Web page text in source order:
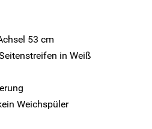
53 cm
in Weiß
Weichspüler